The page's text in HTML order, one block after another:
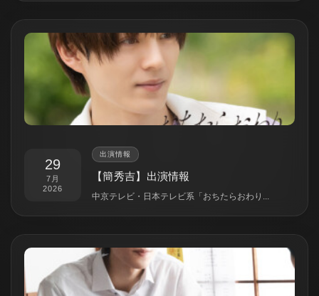
29
7月
2026
出演情報
【簡秀吉】出演情報
中京テレビ・日本テレビ系「おちたらおわり...